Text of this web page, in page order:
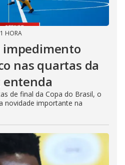
HORA
impedimento
nas quartas da
entenda
de final da Copa do Brasil, o
novidade importante na